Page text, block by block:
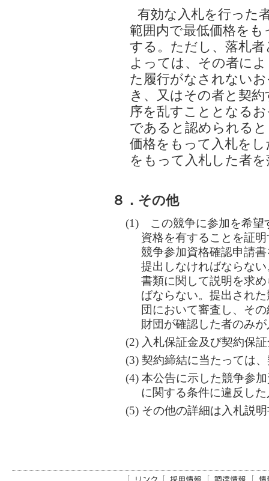
有効な入札を行った
範囲内で最低価格を
する。ただし、落札
よっては、その者に
た履行がなされない
き、又はその者と契
序を乱すこととなる
であると認められる
価格をもって入札を
をもって入札した者
８．その他
(1) この競争に参加を希望
資格を有することを証
競争参加資格確認申請
提出しなければならな
書類に関して説明を求
ばならない。提出され
団において審査し、そ
財団が確認した者のみ
(2) 入札保証金及び契約保
(3) 契約締結に当たっては
(4) 本公告に示した競争参
に関する条件に違反し
(5) その他の詳細は入札説